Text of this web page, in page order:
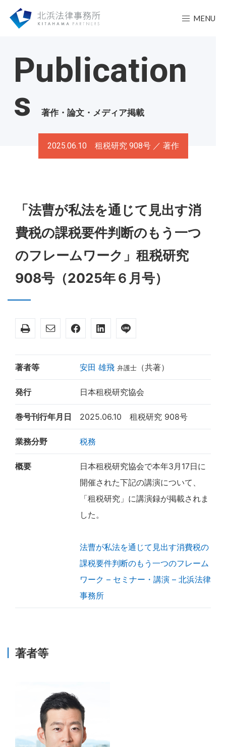
MENU
Publication
s
著作・論文・メディア掲載
2025.06.10 租税研究 908号 ／ 著作
「法曹が私法を通じて見出す消
費税の課税要件判断のもう一つ
のフレームワーク」租税研究
908号（2025年６月号）
著者等 安田 雄飛 弁護士 （共著）
発行 日本租税研究協会
巻号刊行年月日 2025.06.10 租税研究 908号
業務分野 税務
概要
日本租税研究協会で本年3月17日に
開催された下記の講演について、
「租税研究」に講演録が掲載されま
した。
法曹が私法を通じて見出す消費税の
課税要件判断のもう一つのフレーム
ワーク – セミナー・講演 – 北浜法律
事務所
著者等